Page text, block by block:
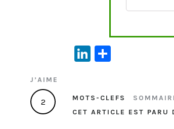
Li
dI
n
g
er
MOTS-CLEFS
CET ARTICLE EST PARU
J’AIME
2